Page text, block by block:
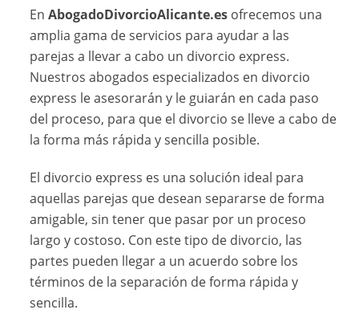
EnAbogadoDivorcioAlicante.es ofrecemos una
amplia gama de servicios para ayudar a las
parejas a llevar a cabo un divorcio express.
Nuestros abogados especializados en divorcio
express le asesorarán y le guiarán en cada paso
del proceso, para que el divorcio se lleve a cabo de
la forma más rápida y sencilla posible.
El divorcio express es una solución ideal para
aquellas parejas que desean separarse de forma
amigable, sin tener que pasar por un proceso
largo y costoso. Con este tipo de divorcio, las
partes pueden llegar a un acuerdo sobre los
términos de la separación de forma rápida y
sencilla.